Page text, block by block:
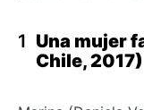
Una mujer
Chile, 2017)